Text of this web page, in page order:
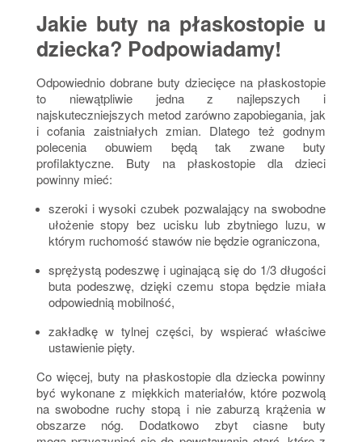
Jakie buty na płaskostopie u
dziecka? Podpowiadamy!
Odpowiednio dobrane buty dziecięce na płaskostopie
to niewątpliwie jedna z najlepszych i
najskuteczniejszych metod zarówno zapobiegania, jak
i cofania zaistniałych zmian. Dlatego też godnym
polecenia obuwiem będą tak zwane buty
profilaktyczne. Buty na płaskostopie dla dzieci
powinny mieć:
szeroki i wysoki czubek pozwalający na swobodne
ułożenie stopy bez ucisku lub zbytniego luzu, w
którym ruchomość stawów nie będzie ograniczona,
sprężystą podeszwę i uginającą się do 1/3 długości
buta podeszwę, dzięki czemu stopa będzie miała
odpowiednią mobilność,
zakładkę w tylnej części, by wspierać właściwe
ustawienie pięty.
Co więcej, buty na płaskostopie dla dziecka powinny
być wykonane z miękkich materiałów, które pozwolą
na swobodne ruchy stopą i nie zaburzą krążenia w
obszarze nóg. Dodatkowo zbyt ciasne buty